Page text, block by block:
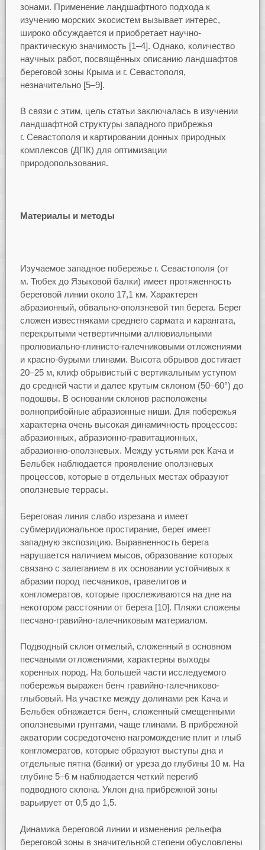
зонами. Применение ландшафтного подхода к
изучению морских экосистем вызывает интерес,
широко обсуждается и приобретает научно-
практическую значимость [1–4]. Однако, количество
научных работ, посвящённых описанию ландшафтов
береговой зоны Крыма и г. Севастополя,
незначительно [5–9].
В связи с этим, цель статьи заключалась в изучении
ландшафтной структуры западного прибрежья
г. Севастополя и картировании донных природных
комплексов (ДПК) для оптимизации
природопользования.
Материалы и методы
Изучаемое западное побережье г. Севастополя (от
м. Тюбек до Языковой балки) имеет протяженность
береговой линии около 17,1 км. Характерен
абразионный, обвально-оползневой тип берега. Берег
сложен известняками среднего сармата и карангата,
перекрытыми четвертичными аллювиальными
пролювиально-глинисто-галечниковыми отложениями
и красно-бурыми глинами. Высота обрывов достигает
20–25 м, клиф обрывистый с вертикальным уступом
до средней части и далее крутым склоном (50–60°) до
подошвы. В основании склонов расположены
волноприбойные абразионные ниши. Для побережья
характерна очень высокая динамичность процессов:
абразионных, абразионно-гравитационных,
абразионно-оползневых. Между устьями рек Кача и
Бельбек наблюдается проявление оползневых
процессов, которые в отдельных местах образуют
оползневые террасы.
Береговая линия слабо изрезана и имеет
субмеридиональное простирание, берег имеет
западную экспозицию. Выравненность берега
нарушается наличием мысов, образование которых
связано с залеганием в их основании устойчивых к
абразии пород песчаников, гравелитов и
конгломератов, которые прослеживаются на дне на
некотором расстоянии от берега [10]. Пляжи сложены
песчано-гравийно-галечниковым материалом.
Подводный склон отмелый, сложенный в основном
песчаными отложениями, характерны выходы
коренных пород. На большей части исследуемого
побережья выражен бенч гравийно-галечниково-
глыбовый. На участке между долинами рек Кача и
Бельбек обнажается бенч, сложенный смещенными
оползневыми грунтами, чаще глинами. В прибрежной
акватории сосредоточено нагромождение плит и глыб
конгломератов, которые образуют выступы дна и
отдельные пятна (банки) от уреза до глубины 10 м. На
глубине 5–6 м наблюдается четкий перегиб
подводного склона. Уклон дна прибрежной зоны
варьирует от 0,5 до 1,5.
Динамика береговой линии и изменения рельефа
береговой зоны в значительной степени обусловлены